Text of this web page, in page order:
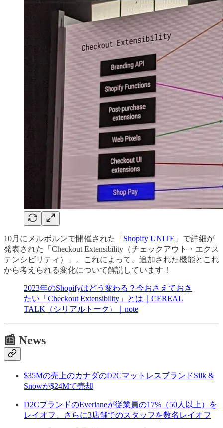
10月にメルボルンで開催された「 Shopify UNITE 」で詳細が
発表された「Checkout Extensibility（チェックアウト・エクス
テンシビリティ）」。これによって、追加された機能とこれ
から考えられる変化について解説しています！
2023年のShopifyはどう変わる？今おさえておき
たい「Checkout Extensibility」とは｜CEREAL
TALK（シリアルトーク）｜note
📰 News
$35Mの売上のカナダのD2CマットレスブランドSilk &
Snowが$24Mで売却
D2CブランドのEverlaneが従業員の17%（50人以上）を
レイオフ、さらに3店舗でのスタッフを数名レイオフ